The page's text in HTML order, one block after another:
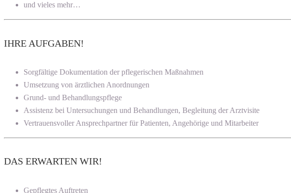
und vieles mehr…
IHRE AUFGABEN!
Sorgfältige Dokumentation der pflegerischen Maßnahmen
Umsetzung von ärztlichen Anordnungen
Grund- und Behandlungspflege
Assistenz bei Untersuchungen und Behandlungen, Begleitung der Arztvisite
Vertrauensvoller Ansprechpartner für Patienten, Angehörige und Mitarbeiter
DAS ERWARTEN WIR!
Gepflegtes Auftreten